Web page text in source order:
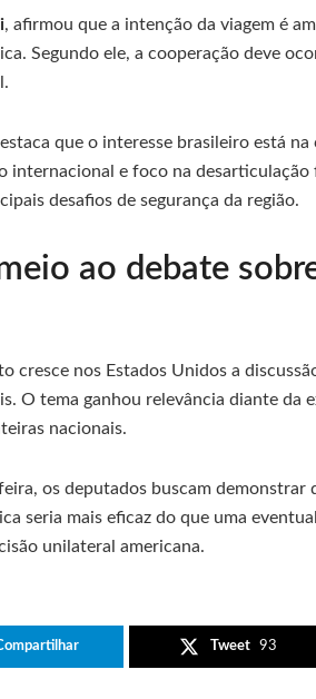
, afirmou que a intenção da viagem é
Segundo ele, a cooperação deve
que o interesse brasileiro está
internacional e foco na desarticulação
desafios de segurança da região.
ao debate
cresce nos Estados Unidos a
O tema ganhou relevância diante da
nacionais.
os deputados buscam demonstrar
seria mais eficaz do que uma
unilateral americana.
Tweet 93